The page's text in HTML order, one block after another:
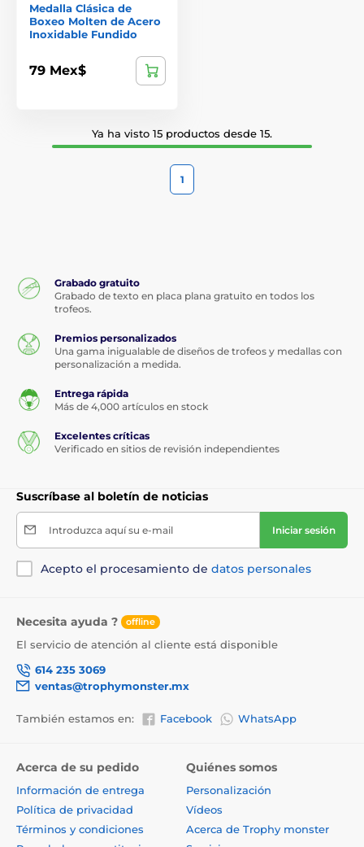
Medalla Clásica de
Boxeo Molten de Acero
Inoxidable Fundido
79 Mex$
Ya ha visto 15 productos desde 15.
1
Grabado gratuito
Grabado de texto en placa plana gratuito en todos los
trofeos.
Premios personalizados
Una gama inigualable de diseños de trofeos y medallas con
personalización a medida.
Entrega rápida
Más de 4,000 artículos en stock
Excelentes críticas
Verificado en sitios de revisión independientes
Suscríbase al boletín de noticias
Introduzca aquí su e-mail Iniciar sesión
Acepto el procesamiento de datos personales
Necesita ayuda ? offline
El servicio de atención al cliente está disponible
614 235 3069
ventas@trophymonster.mx
También estamos en: Facebook WhatsApp
Acerca de su pedido
Información de entrega
Política de privacidad
Términos y condiciones
Quiénes somos
Personalización
Vídeos
Acerca de Trophy monster